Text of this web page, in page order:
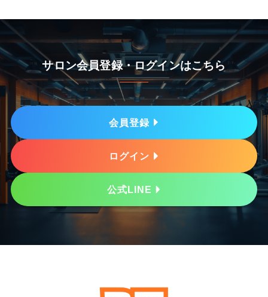
サロン会員登録・ログインはこちら
会員登録
ログイン
公式LINE